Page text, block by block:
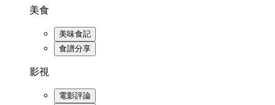
美食
美味食記
食譜分享
影視
電影評論